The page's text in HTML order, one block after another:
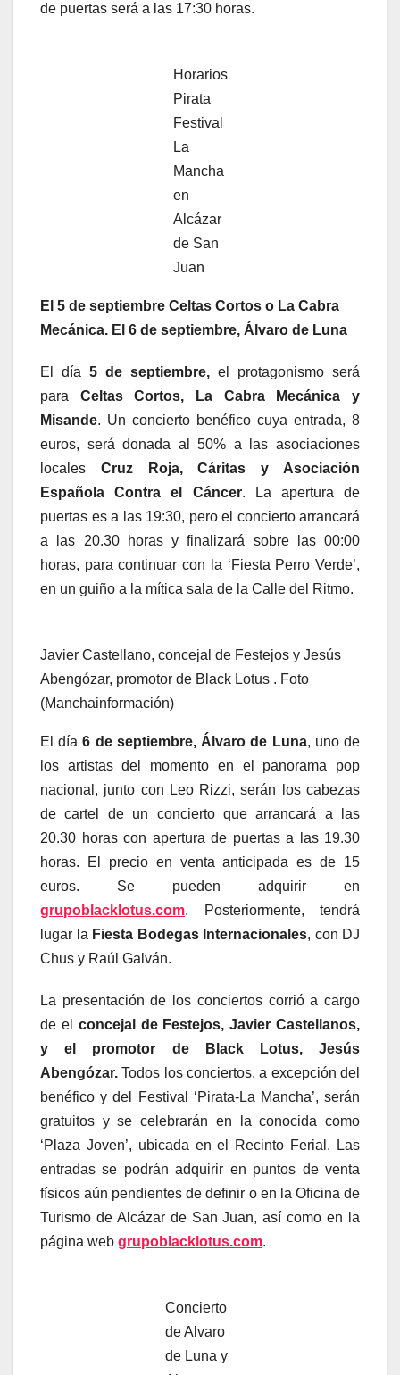
de puertas será a las 17:30 horas.
Horarios
Pirata
Festival
La
Mancha
en
Alcázar
de San
Juan
El 5 de septiembre Celtas Cortos o La Cabra
Mecánica. El 6 de septiembre, Álvaro de Luna
El día 5 de septiembre, el protagonismo será
para Celtas Cortos, La Cabra Mecánica y
Misande. Un concierto benéfico cuya entrada, 8
euros, será donada al 50% a las asociaciones
locales Cruz Roja, Cáritas y Asociación
Española Contra el Cáncer. La apertura de
puertas es a las 19:30, pero el concierto arrancará
a las 20.30 horas y finalizará sobre las 00:00
horas, para continuar con la ‘Fiesta Perro Verde’,
en un guiño a la mítica sala de la Calle del Ritmo.
Javier Castellano, concejal de Festejos y Jesús
Abengózar, promotor de Black Lotus . Foto
(Manchainformación)
El día6 de septiembre, Álvaro de Luna, uno de
los artistas del momento en el panorama pop
nacional, junto con Leo Rizzi, serán los cabezas
de cartel de un concierto que arrancará a las
20.30 horas con apertura de puertas a las 19.30
horas. El precio en venta anticipada es de 15
euros. Se pueden adquirir en
grupoblacklotus.com. Posteriormente, tendrá
lugar la Fiesta Bodegas Internacionales, con DJ
Chus y Raúl Galván.
La presentación de los conciertos corrió a cargo
de el concejal de Festejos, Javier Castellanos,
y el promotor de Black Lotus, Jesús
Abengózar. Todos los conciertos, a excepción del
benéfico y del Festival ‘Pirata-La Mancha’, serán
gratuitos y se celebrarán en la conocida como
‘Plaza Joven’, ubicada en el Recinto Ferial. Las
entradas se podrán adquirir en puntos de venta
físicos aún pendientes de definir o en la Oficina de
Turismo de Alcázar de San Juan, así como en la
página web grupoblacklotus.com.
Concierto
de Alvaro
de Luna y